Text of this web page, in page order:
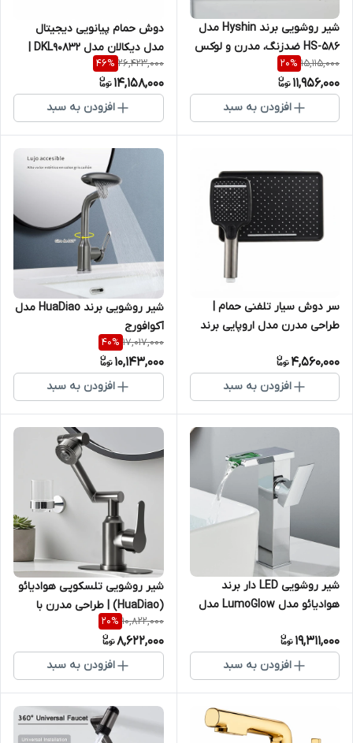
شیر روشویی برند Hyshin مدل
HS-586 ضدزنگ، مدرن و لوکس
15,115,000
20%
11,956,000
افزودن به سبد
دوش حمام پیانویی دیجیتال
رنگ دودی لوکس
26,423,000
46%
14,158,000
افزودن به سبد
سر دوش سیار تلفنی حمام |
طراحی مدرن مدل اروپایی برند
4,560,000
افزودن به سبد
شیر روشویی برند HuaDiao مدل
آکوافورج
17,017,000
40%
10,143,000
افزودن به سبد
شیر روشویی LED دار برند
هوادیائو مدل LumoGlow مدل
HD-5114
19,311,000
افزودن به سبد
شیر روشویی تلسکوپی هوادیائو
(HuaDiao) | طراحی مدرن با
قابلیت چرخش و کشش
10,822,000
20%
8,622,000
افزودن به سبد